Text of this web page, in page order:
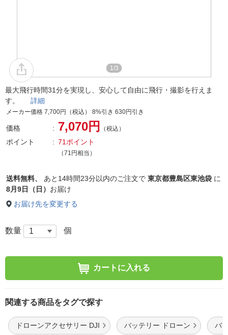
1/3
最大飛行時間31分を実現し、安心して自由に飛行・撮影を行えま
す。 詳細
メーカー価格 7,700円（税込） 8%引き 630円引き
価格 7,070円 （税込）
ポイント 71ポイント
（71円相当）
送料無料、 あと 14時間23分以内のご注文で 東京都豊島区東池袋 に
8月9日（日） お届け
お届け先を変更する
数量 個
カートに入れる
関連する商品をタグで探す
ドローンアクセサリー DJI バッテリー ドローン バ